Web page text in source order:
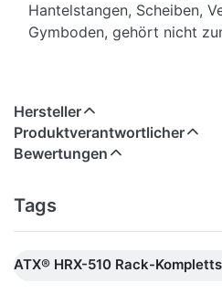
Hantelstangen, Scheiben,
Gymboden, gehört nicht
Hersteller
Produktverantwortlicher
Bewertungen
Tags
ATX® HRX-510 Rack-